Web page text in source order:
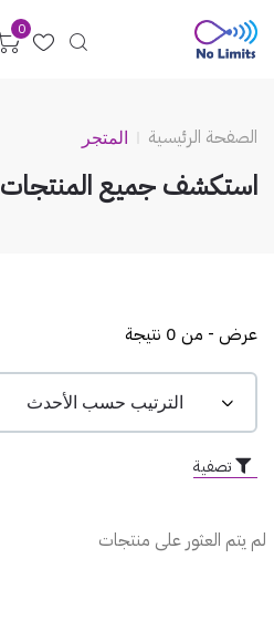
0
الصفحة الرئيسية المتجر
استكشف جميع المنتجات
عرض - من 0 نتيجة
تصفية
لم يتم العثور على منتجات